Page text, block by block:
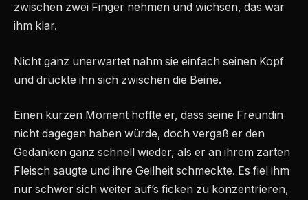
zwischen zwei Finger nehmen und wichsen, das war
ihm klar.
Nicht ganz unerwartet nahm sie einfach seinen Kopf
und drückte ihn sich zwischen die Beine.
Einen kurzen Moment hoffte er, dass seine Freundin
nicht dagegen haben würde, doch vergaß er den
Gedanken ganz schnell wieder, als er an ihrem zarten
Fleisch saugte und ihre Geilheit schmeckte. Es fiel ihm
nur schwer sich weiter auf’s ficken zu konzentrieren,